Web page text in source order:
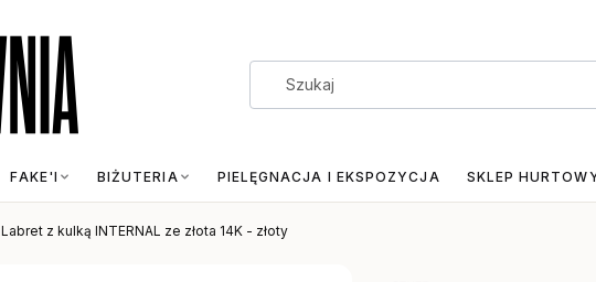
FAKE'I BIŻUTERIA PIELĘGNACJA I EKSPOZYCJA SKLEP
Labret z kulką INTERNAL ze złota 14K - złoty